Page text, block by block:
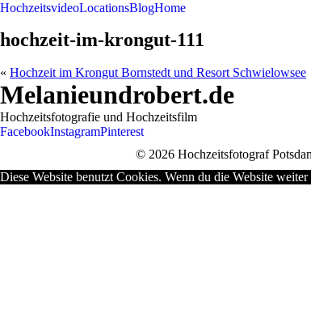
HochzeitsvideoLocationsBlogHome
hochzeit-im-krongut-111
« Hochzeit im Krongut Bornstedt und Resort Schwielowsee
Melanieundrobert.de
Hochzeitsfotografie und Hochzeitsfilm
FacebookInstagramPinterest
© 2026 Hochzeitsfotograf
Diese Website benutzt Cookies. Wenn du die Website